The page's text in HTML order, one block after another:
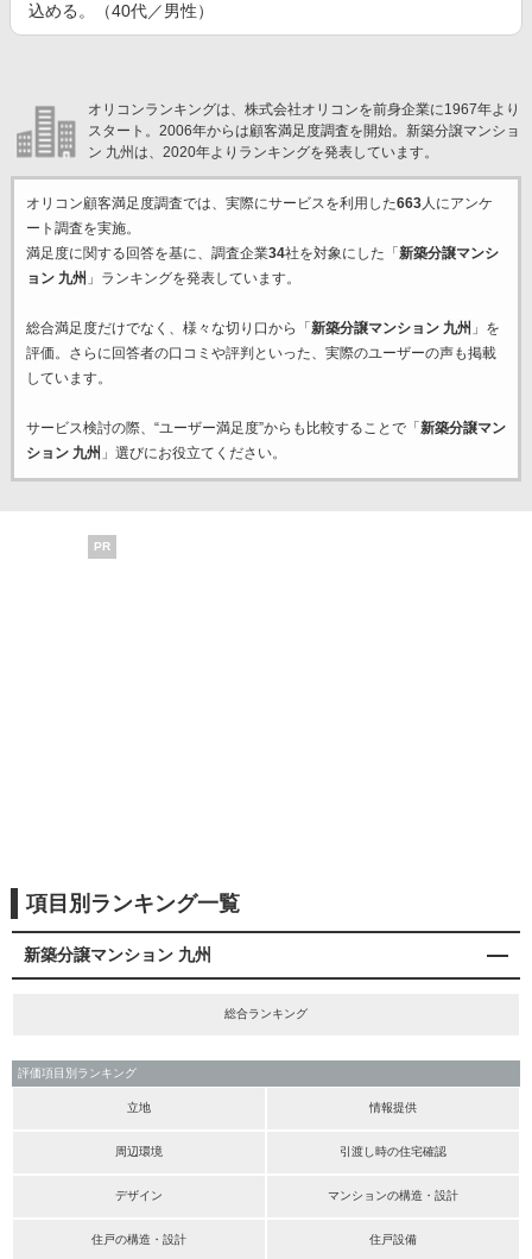
込める。（40代／男性）
オリコンランキングは、株式会社オリコンを前身企業に1967年より
スタート。2006年からは顧客満足度調査を開始。新築分譲マンショ
ン 九州は、2020年よりランキングを発表しています。
オリコン顧客満足度調査では、実際にサービスを利用した663人にアンケ
ート調査を実施。
満足度に関する回答を基に、調査企業34社を対象にした「 新築分譲マンシ
ョン 九州 」ランキングを発表しています。
総合満足度だけでなく、様々な切り口から「 新築分譲マンション 九州 」を
評価。さらに回答者の口コミや評判といった、実際のユーザーの声も掲載
しています。
サービス検討の際、“ユーザー満足度”からも比較することで「 新築分譲マン
ション 九州 」選びにお役立てください。
PR
項目別ランキング一覧
新築分譲マンション 九州
総合ランキング
評価項目別ランキング
立地 情報提供
周辺環境 引渡し時の住宅確認
デザイン マンションの構造・設計
住戸の構造・設計 住戸設備